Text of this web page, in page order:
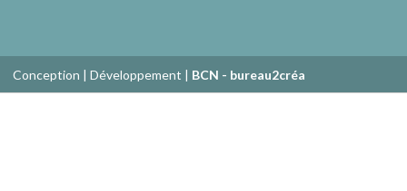
Conception | Développement | BCN - bureau2créa